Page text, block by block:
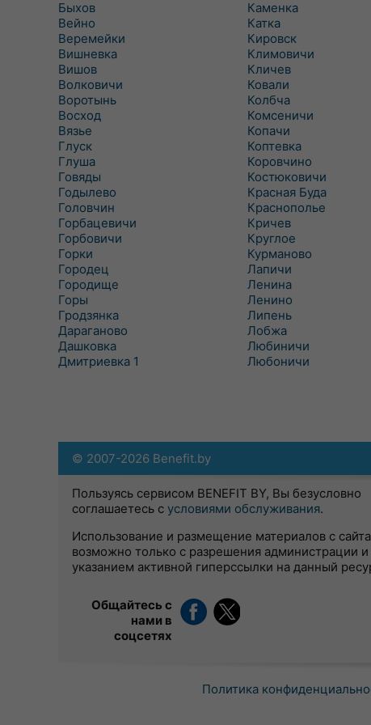
Быхов
Вейно
Веремейки
Вишневка
Вишов
Волковичи
Воротынь
Восход
Вязье
Глуск
Глуша
Говяды
Годылево
Головчин
Горбацевичи
Горбовичи
Горки
Городец
Городище
Горы
Гродзянка
Дараганово
Дашковка
Дмитриевка 1
Каменка
Катка
Кировск
Климовичи
Кличев
Ковали
Колбча
Комсеничи
Копачи
Коптевка
Коровчино
Костюковичи
Красная Буда
Краснополье
Кричев
Круглое
Курманово
Лапичи
Ленина
Ленино
Липень
Лобжа
Любиничи
Любоничи
© 2007-2026 Benefit.by
Пользуясь сервисом BENEFIT BY, Вы безусловно
соглашаетесь с условиями обслуживания.
Использование и размещение материалов с сайта
возможно только с разрешения администрации и
указанием активной гиперссылки на данный
Общайтесь с
нами в
соцсетях
Политика